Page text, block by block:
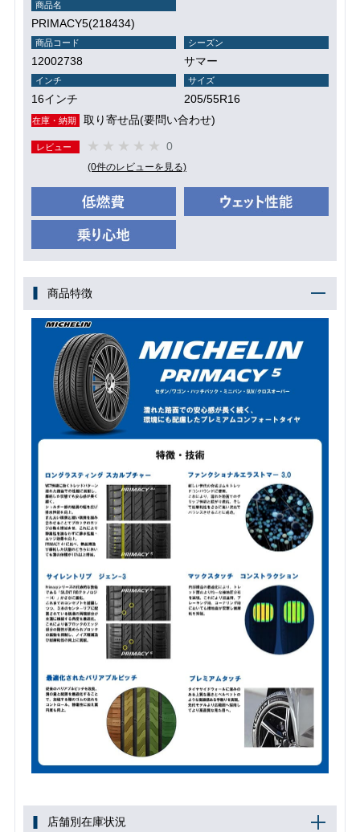
商品名
PRIMACY5(218434)
商品コード
12002738
シーズン
サマー
インチ
16インチ
サイズ
205/55R16
在庫・納期 取り寄せ品(要問い合わせ)
レビュー 0
(0件のレビューを見る)
商品特徴
店舗別在庫状況